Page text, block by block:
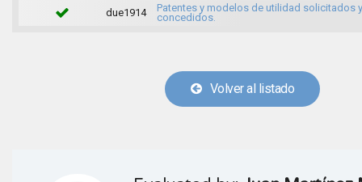
due1914
Patentes y modelos de utilidad solicitados
concedidos.
Volver al listado